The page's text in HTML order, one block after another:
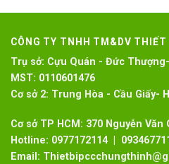
CÔNG TY TNHH TM&DV THIẾT
Trụ sở: Cựu Quán - Đức
MST: 0110601476
Cơ sở 2: Trung Hòa - Cầu Giấy-
Cơ sở TP HCM: 370 Nguyễn Văn
Hotline: 0977172114 |
Email: